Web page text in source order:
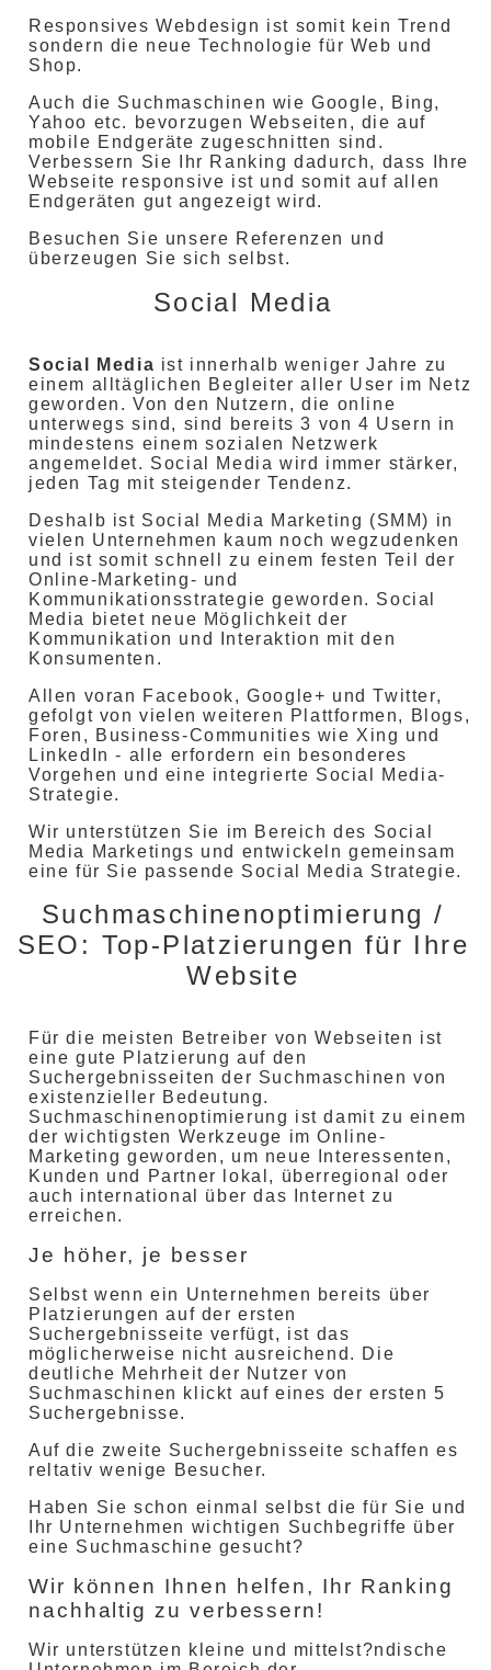
Responsives Webdesign ist somit kein Trend
sondern die neue Technologie für Web und
Shop.
Auch die Suchmaschinen wie Google, Bing,
Yahoo etc. bevorzugen Webseiten, die auf
mobile Endgeräte zugeschnitten sind.
Verbessern Sie Ihr Ranking dadurch, dass Ihre
Webseite responsive ist und somit auf allen
Endgeräten gut angezeigt wird.
Besuchen Sie unsere Referenzen und
überzeugen Sie sich selbst.
Social Media
Social Media ist innerhalb weniger Jahre zu
einem alltäglichen Begleiter aller User im Netz
geworden. Von den Nutzern, die online
unterwegs sind, sind bereits 3 von 4 Usern in
mindestens einem sozialen Netzwerk
angemeldet. Social Media wird immer stärker,
jeden Tag mit steigender Tendenz.
Deshalb ist Social Media Marketing (SMM) in
vielen Unternehmen kaum noch wegzudenken
und ist somit schnell zu einem festen Teil der
Online-Marketing- und
Kommunikationsstrategie geworden. Social
Media bietet neue Möglichkeit der
Kommunikation und Interaktion mit den
Konsumenten.
Allen voran Facebook, Google+ und Twitter,
gefolgt von vielen weiteren Plattformen, Blogs,
Foren, Business-Communities wie Xing und
LinkedIn - alle erfordern ein besonderes
Vorgehen und eine integrierte Social Media-
Strategie.
Wir unterstützen Sie im Bereich des Social
Media Marketings und entwickeln gemeinsam
eine für Sie passende Social Media Strategie.
Suchmaschinenoptimierung /
SEO: Top-Platzierungen für Ihre
Website
Für die meisten Betreiber von Webseiten ist
eine gute Platzierung auf den
Suchergebnisseiten der Suchmaschinen von
existenzieller Bedeutung.
Suchmaschinenoptimierung ist damit zu einem
der wichtigsten Werkzeuge im Online-
Marketing geworden, um neue Interessenten,
Kunden und Partner lokal, überregional oder
auch international über das Internet zu
erreichen.
Je höher, je besser
Selbst wenn ein Unternehmen bereits über
Platzierungen auf der ersten
Suchergebnisseite verfügt, ist das
möglicherweise nicht ausreichend. Die
deutliche Mehrheit der Nutzer von
Suchmaschinen klickt auf eines der ersten 5
Suchergebnisse.
Auf die zweite Suchergebnisseite schaffen es
reltativ wenige Besucher.
Haben Sie schon einmal selbst die für Sie und
Ihr Unternehmen wichtigen Suchbegriffe über
eine Suchmaschine gesucht?
Wir können Ihnen helfen, Ihr Ranking
nachhaltig zu verbessern!
Wir unterstützen kleine und mittelst?ndische